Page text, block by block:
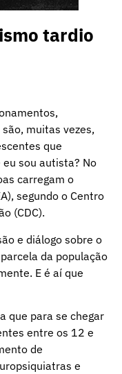
tardio
muitas vezes,
que
sou autista? No
carregam o
segundo o Centro
(CDC).
e diálogo sobre o
da população
E é aí que
que para se chegar
entre os 12 e
de
e